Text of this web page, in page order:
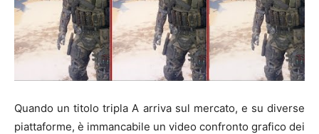
Quando un titolo tripla A arriva sul mercato, e su diverse
piattaforme, è immancabile un video confronto grafico dei